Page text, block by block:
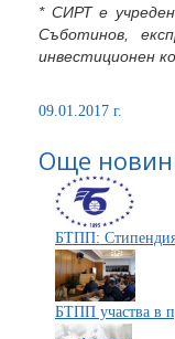
* СИРТ е
Съботинов,
инвестиционен
09.01.2017 г.
Още
БТПП:
БТПП участва в